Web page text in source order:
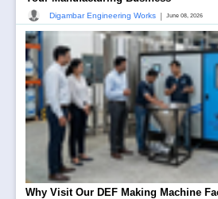
Digambar Engineering Works | June 08, 2026
Why Visit Our DEF Making Machine